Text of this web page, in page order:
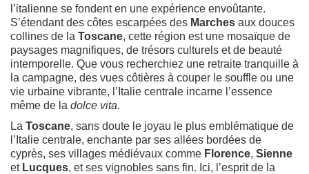
l’italienne se fondent en une expérience envoûtante.
S’étendant des côtes escarpées des Marches aux douces
collines de la Toscane, cette région est une mosaïque de
paysages magnifiques, de trésors culturels et de beauté
intemporelle. Que vous recherchiez une retraite tranquille à
la campagne, des vues côtières à couper le souffle ou une
vie urbaine vibrante, l’Italie centrale incarne l’essence
même de la dolce vita.
La Toscane, sans doute le joyau le plus emblématique de
l’Italie centrale, enchante par ses allées bordées de
cyprès, ses villages médiévaux comme Florence, Sienne
et Lucques, et ses vignobles sans fin. Ici, l’esprit de la